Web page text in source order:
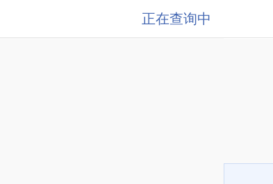
正在查询中